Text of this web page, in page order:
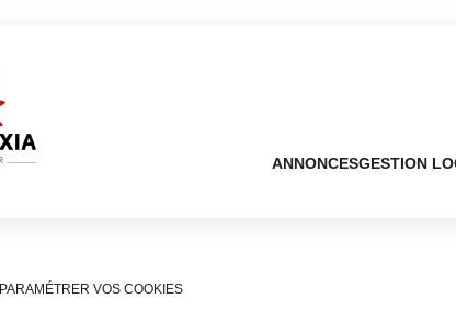
ANNONCESGESTION
PARAMÉTRER VOS COOKIES